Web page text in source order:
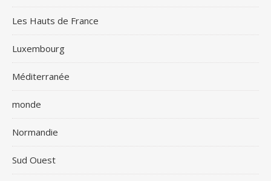
Les Hauts de France
Luxembourg
Méditerranée
monde
Normandie
Sud Ouest